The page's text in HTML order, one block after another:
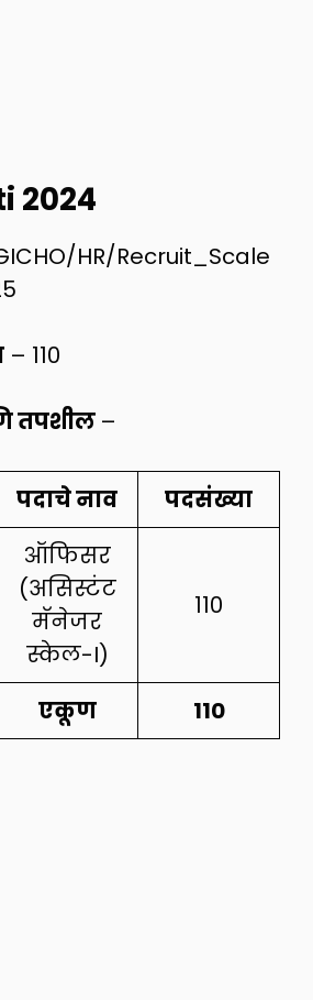
2024
HR/Recruit_Scale
– 110
तपशील –
पदाचेनाव पदसंख्या
ऑफिसर
(असिस्टंट
मॅनेजर
स्केल-I)
110
एकूण 110